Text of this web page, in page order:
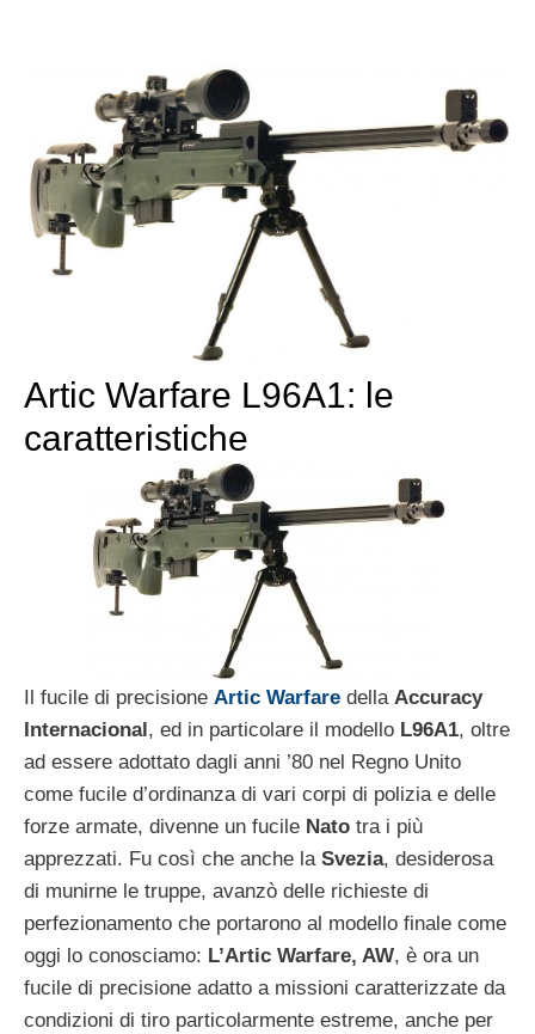
Artic Warfare L96A1: le
caratteristiche
Il fucile di precisione Artic Warfare della Accuracy
Internacional , ed in particolare il modello L96A1, oltre
ad essere adottato dagli anni ’80 nel Regno Unito
come fucile d’ordinanza di vari corpi di polizia e delle
forze armate, divenne un fucile Nato tra i più
apprezzati. Fu così che anche la Svezia, desiderosa
di munirne le truppe, avanzò delle richieste di
perfezionamento che portarono al modello finale come
oggi lo conosciamo: L’Artic Warfare, AW, è ora un
fucile di precisione adatto a missioni caratterizzate da
condizioni di tiro particolarmente estreme, anche per